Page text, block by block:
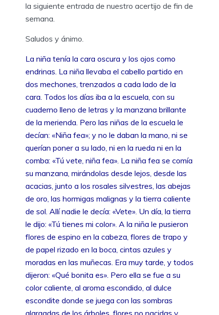
la siguiente entrada de nuestro acertijo de fin de
semana.
Saludos y ánimo.
La niña tenía la cara oscura y los ojos como
endrinas. La niña llevaba el cabello partido en
dos mechones, trenzados a cada lado de la
cara. Todos los días iba a la escuela, con su
cuaderno lleno de letras y la manzana brillante
de la merienda. Pero las niñas de la escuela le
decían: «Niña fea»; y no le daban la mano, ni se
querían poner a su lado, ni en la rueda ni en la
comba: «Tú vete, niña fea». La niña fea se comía
su manzana, mirándolas desde lejos, desde las
acacias, junto a los rosales silvestres, las abejas
de oro, las hormigas malignas y la tierra caliente
de sol. Allí nadie le decía: «Vete». Un día, la tierra
le dijo: «Tú tienes mi color». A la niña le pusieron
flores de espino en la cabeza, flores de trapo y
de papel rizado en la boca, cintas azules y
moradas en las muñecas. Era muy tarde, y todos
dijeron: «Qué bonita es». Pero ella se fue a su
color caliente, al aroma escondido, al dulce
escondite donde se juega con las sombras
alargadas de los árboles, flores no nacidas y